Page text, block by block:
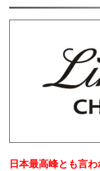
日本最高峰とも言